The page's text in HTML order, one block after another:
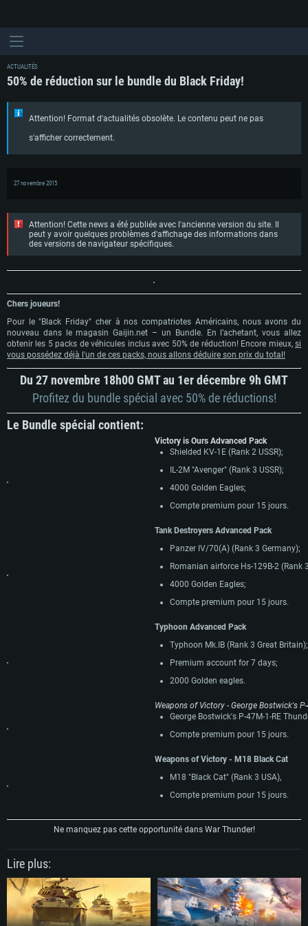
ACTUALITÉS
50% de réduction sur le bundle du Black Friday!
Attention! Format d'actualités obsolète. Le contenu peut ne pas
s'afficher correctement.
27 novembre 2015
Attention! Cette news a été publiée avec l'ancienne version du site. Il
peut y avoir quelques problèmes d'affichage des informations dans
des versions de navigateur spécifiques.
Chers joueurs!
Pour le "Black Friday" cher à nos compatriotes Américains, nous avons du
nouveau dans le magasin Gaijin.net – un Bundle. En l’achetant, vous allez
obtenir les 5 packs de véhicules inclus avec 50% de réduction! Encore mieux, si
vous possédez déjà l'un de ces packs, nous allons déduire son prix du total!
Du 27 novembre 18h00 GMT au 1er décembre 9h GMT
Profitez du bundle spécial avec 50% de réductions!
Le Bundle spécial contient:
Victory is Ours Advanced Pack
Shielded KV-1E (Rank 2 USSR);
IL-2M "Avenger" (Rank 3 USSR);
4000 Golden Eagles;
Compte premium pour 15 jours.
Tank Destroyers Advanced Pack
Panzer IV/70(A) (Rank 3 Germany);
Romanian airforce Hs-129B-2 (Rank
4000 Golden Eagles;
Compte premium pour 15 jours.
Typhoon Advanced Pack
Typhoon Mk.IB (Rank 3 Great Britain);
Premium account for 7 days;
2000 Golden eagles.
Weapons of Victory - George Bostwick's
George Bostwick's P-47M-1-RE
Compte premium pour 15 jours.
Weapons of Victory - M18 Black Cat
M18 "Black Cat" (Rank 3 USA),
Compte premium pour 15 jours.
Ne manquez pas cette opportunité dans War Thunder!
Lire plus: